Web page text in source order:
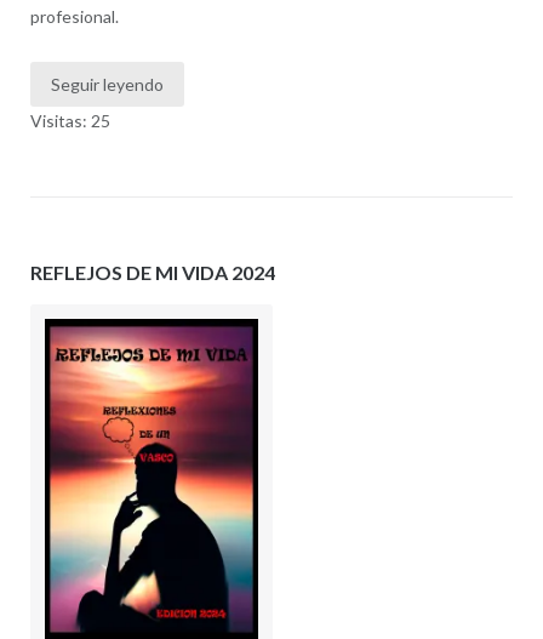
profesional.
Seguir leyendo
Visitas: 25
REFLEJOS DE MI VIDA 2024